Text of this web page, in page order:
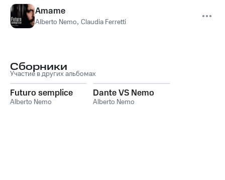
Amame
Alberto Nemo, Claudia Ferretti
Сборники
Участие в других альбомах
Futuro semplice
Alberto Nemo
Dante VS Nemo
Alberto Nemo